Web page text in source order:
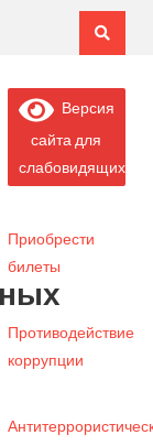
Версия
сайта для
слабовидящих
Приобрести
билеты
Противодействие
коррупции